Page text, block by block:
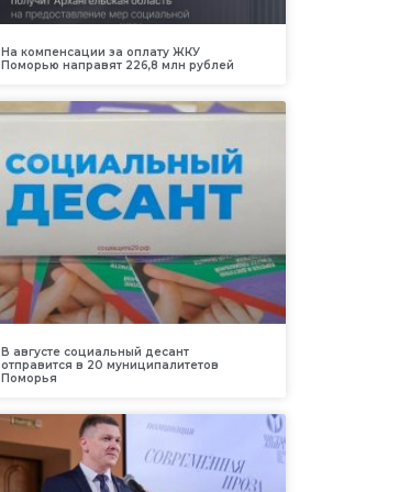
На компенсации за оплату ЖКУ
Поморью направят 226,8 млн рублей
В августе социальный десант
отправится в 20 муниципалитетов
Поморья